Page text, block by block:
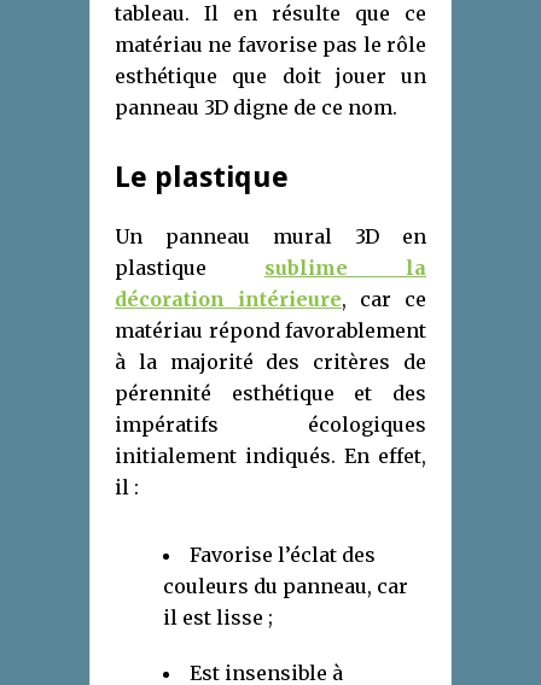
tableau. Il en résulte que ce
matériau ne favorise pas le rôle
esthétique que doit jouer un
panneau 3D digne de ce nom.
Le plastique
Un panneau mural 3D en
plastique sublime la
décoration intérieure, car ce
matériau répond favorablement
à la majorité des critères de
pérennité esthétique et des
impératifs écologiques
initialement indiqués. En effet,
il :
Favorise l’éclat des
couleurs du panneau, car
il est lisse ;
Est insensible à